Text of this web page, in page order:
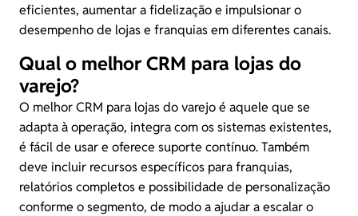
eficientes, aumentar a fidelização e impulsionar o
desempenho de lojas e franquias em diferentes canais.
Qual o melhor CRM para lojas do
varejo?
O melhor CRM para lojas do varejo é aquele que se
adapta à operação, integra com os sistemas existentes,
é fácil de usar e oferece suporte contínuo. Também
deve incluir recursos específicos para franquias,
relatórios completos e possibilidade de personalização
conforme o segmento, de modo a ajudar a escalar o